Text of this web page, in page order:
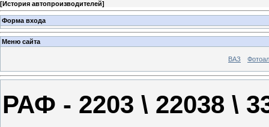
[История автопроизводителей]
Форма входа
Меню сайта
ВАЗ
РАФ - 2203 \ 22038 \